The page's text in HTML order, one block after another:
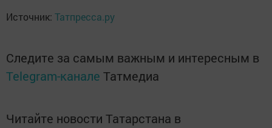
Источник: Татпресса.ру
Следите за самым важным и интересным в
Telegram-канале Татмедиа
Читайте новости Татарстана в